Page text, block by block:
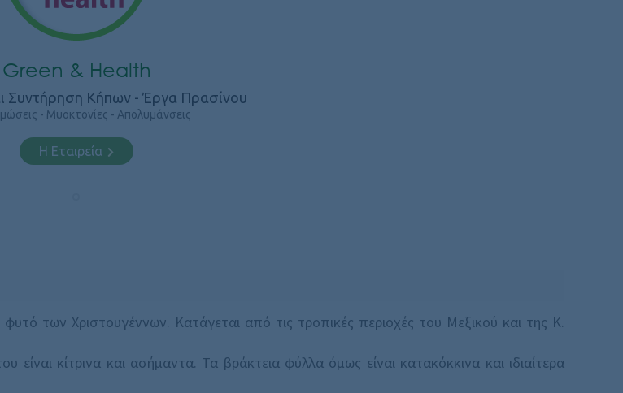
Green & Health
Συντήρηση Κήπων - Έργα Πρασίνου
- Μυοκτονίες - Απολυμάνσεις
Η Εταιρεία
των Χριστουγέννων. Κατάγεται από τις τροπικές περιοχές του Μεξικού και της Κ.
κίτρινα και ασήμαντα. Τα βράκτεια φύλλα όμως είναι κατακόκκινα και ιδιαίτερα